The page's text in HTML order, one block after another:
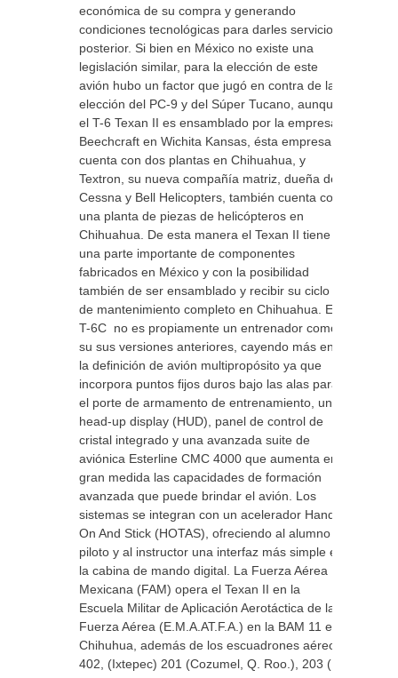
económica de su compra y generando
condiciones tecnológicas para darles servicio
posterior. Si bien en México no existe una
legislación similar, para la elección de este
avión hubo un factor que jugó en contra de la
elección del PC-9 y del Súper Tucano, aunque
el T-6 Texan II es ensamblado por la empresa
Beechcraft en Wichita Kansas, ésta empresa
cuenta con dos plantas en Chihuahua, y
Textron, su nueva compañía matriz, dueña de
Cessna y Bell Helicopters, también cuenta con
una planta de piezas de helicópteros en
Chihuahua. De esta manera el Texan II tiene
una parte importante de componentes
fabricados en México y con la posibilidad
también de ser ensamblado y recibir su ciclo
de mantenimiento completo en Chihuahua. El
T-6C no es propiamente un entrenador como
su sus versiones anteriores, cayendo más en
la definición de avión multipropósito ya que
incorpora puntos fijos duros bajo las alas para
el porte de armamento de entrenamiento, un
head-up display (HUD), panel de control de
cristal integrado y una avanzada suite de
aviónica Esterline CMC 4000 que aumenta en
gran medida las capacidades de formación
avanzada que puede brindar el avión. Los
sistemas se integran con un acelerador Hands-
On And Stick (HOTAS), ofreciendo al alumno
piloto y al instructor una interfaz más simple en
la cabina de mando digital. La Fuerza Aérea
Mexicana (FAM) opera el Texan II en la
Escuela Militar de Aplicación Aerotáctica de la
Fuerza Aérea (E.M.A.AT.F.A.) en la BAM 11 en
Chihuhua, además de los escuadrones aéreos
402, (Ixtepec) 201 (Cozumel, Q. Roo.), 203 (El